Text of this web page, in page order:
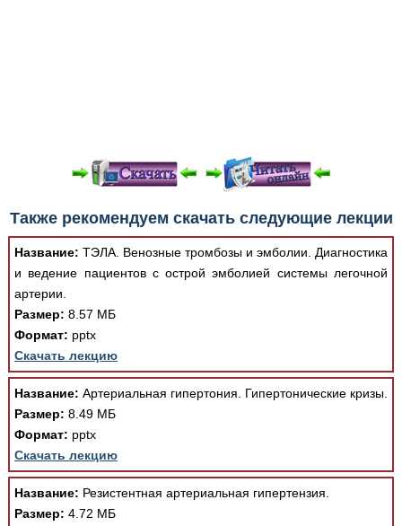
При просмотре в режиме "Читать онлайн" возможны
различные ошибки отображения документа в результате
отсутствия поддержки Вашим браузером шрифтов и
изменения размеров исходных шаблонов. При
скачивании документа данная ошибка устраняется Вашим
программным обеспечением автоматически.
Также рекомендуем скачать следующие лекции
Название: ТЭЛА. Венозные тромбозы и эмболии. Диагностика
и ведение пациентов с острой эмболией системы легочной
артерии.
Размер: 8.57 МБ
Формат: pptx
Скачать лекцию
Название: Артериальная гипертония. Гипертонические кризы.
Размер: 8.49 МБ
Формат: pptx
Скачать лекцию
Название: Резистентная артериальная гипертензия.
Размер: 4.72 МБ